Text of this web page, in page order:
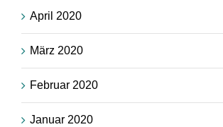
April 2020
März 2020
Februar 2020
Januar 2020